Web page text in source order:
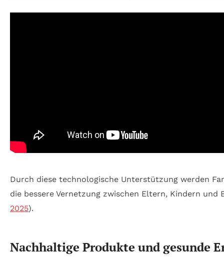
Durch diese technologische Unterstützung werden
die bessere Vernetzung zwischen Eltern, Kindern
2025).
Nachhaltige Produkte und gesunde